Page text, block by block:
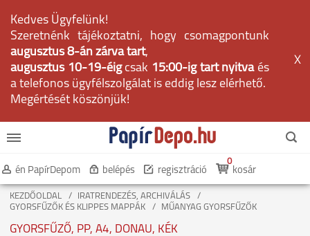
Kedves Ügyfelünk!
Szeretnénk tájékoztatni, hogy csomagpontunk
augusztus 8-án zárva tart,
augusztus 10-19-éig csak 15:00-ig tart nyitvaés
a telefonos ügyfélszolgálat is eddig lesz elérhető.
Megértését köszönjük!
X
én PapírDepom belépés regisztráció kosár
0
KEZDŐOLDAL
IRATRENDEZÉS, ARCHIVÁLÁS
GYORSFŰZŐK ÉS KLIPPES MAPPÁK
MŰANYAG GYORSFŰZŐK
GYORSFŰZŐ, PP, A4, DONAU, KÉK